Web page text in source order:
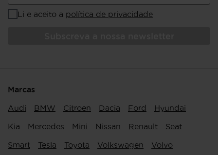
Li e aceito a política de privacidade
Marcas
Audi BMW Citroen Dacia Ford Hyundai
Kia Mercedes Mini Nissan Renault Seat
Smart Tesla Toyota Volkswagen Volvo